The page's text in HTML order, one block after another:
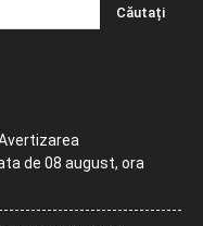
de 08 august, ora